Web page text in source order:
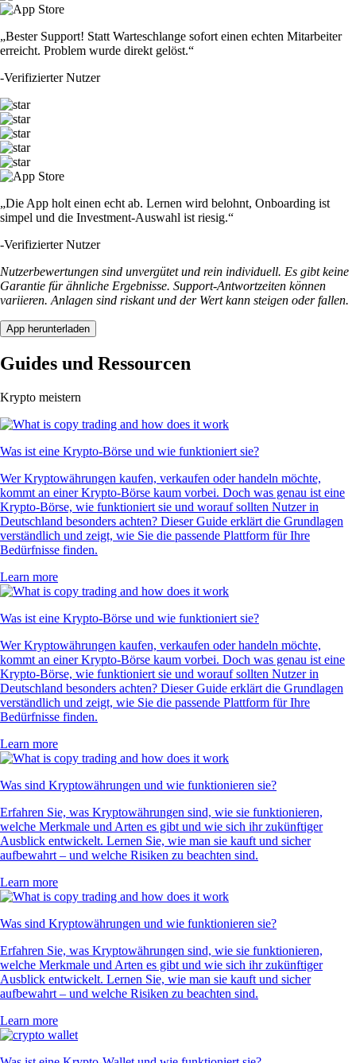
„Bester Support! Statt Warteschlange sofort einen echten Mitarbeiter
erreicht. Problem wurde direkt gelöst.“
-Verifizierter Nutzer
„Die App holt einen echt ab. Lernen wird belohnt, Onboarding ist
simpel und die Investment-Auswahl ist riesig.“
-Verifizierter Nutzer
Nutzerbewertungen sind unvergütet und rein individuell. Es gibt keine
Garantie für ähnliche Ergebnisse. Support-Antwortzeiten können
variieren. Anlagen sind riskant und der Wert kann steigen oder fallen.
App herunterladen
Guides und Ressourcen
Krypto meistern
Was ist eine Krypto-Börse und wie funktioniert sie?
Wer Kryptowährungen kaufen, verkaufen oder handeln möchte,
kommt an einer Krypto-Börse kaum vorbei. Doch was genau ist eine
Krypto-Börse, wie funktioniert sie und worauf sollten Nutzer in
Deutschland besonders achten? Dieser Guide erklärt die Grundlagen
verständlich und zeigt, wie Sie die passende Plattform für Ihre
Bedürfnisse finden.
Learn more
Was ist eine Krypto-Börse und wie funktioniert sie?
Wer Kryptowährungen kaufen, verkaufen oder handeln möchte,
kommt an einer Krypto-Börse kaum vorbei. Doch was genau ist eine
Krypto-Börse, wie funktioniert sie und worauf sollten Nutzer in
Deutschland besonders achten? Dieser Guide erklärt die Grundlagen
verständlich und zeigt, wie Sie die passende Plattform für Ihre
Bedürfnisse finden.
Learn more
Was sind Kryptowährungen und wie funktionieren sie?
Erfahren Sie, was Kryptowährungen sind, wie sie funktionieren,
welche Merkmale und Arten es gibt und wie sich ihr zukünftiger
Ausblick entwickelt. Lernen Sie, wie man sie kauft und sicher
aufbewahrt – und welche Risiken zu beachten sind.
Learn more
Was sind Kryptowährungen und wie funktionieren sie?
Erfahren Sie, was Kryptowährungen sind, wie sie funktionieren,
welche Merkmale und Arten es gibt und wie sich ihr zukünftiger
Ausblick entwickelt. Lernen Sie, wie man sie kauft und sicher
aufbewahrt – und welche Risiken zu beachten sind.
Learn more